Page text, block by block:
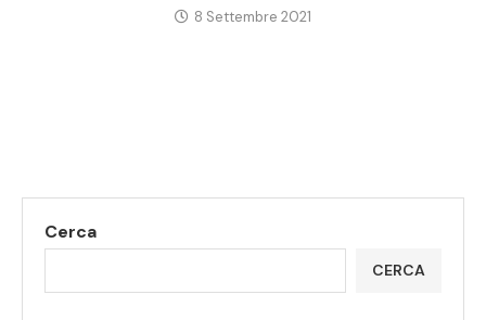
8 Settembre 2021
Cerca
CERCA